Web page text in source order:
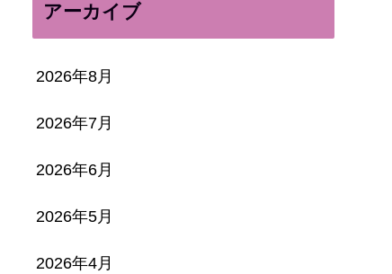
アーカイブ
2026年8月
2026年7月
2026年6月
2026年5月
2026年4月